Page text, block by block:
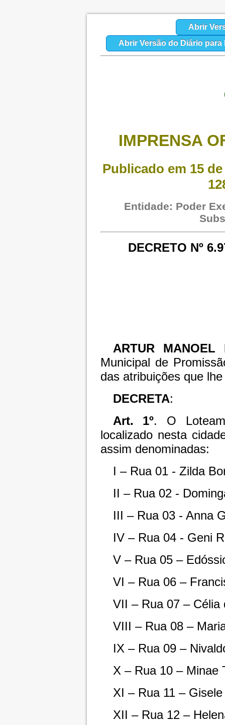
Abrir
Abrir Versão do Diário para
IMPRENSA
Publicado em 15
Entidade: Poder
DECRETO Nº
ARTUR MANOEL
Municipal de
das atribuições que
DECRETA:
Art. 1º. O
localizado nesta
assim denominadas:
I – Rua 01 - Zilda
II – Rua 02 -
III – Rua 03 - Anna
IV – Rua 04 - Geni
V – Rua 05 –
VI – Rua 06 –
VII – Rua 07 – Célia
VIII – Rua 08 –
IX – Rua 09 –
X – Rua 10 – Minae
XI – Rua 11 –
XII – Rua 12 –